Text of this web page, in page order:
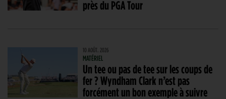
près du PGA Tour
10 AOÛT. 2026
MATÉRIEL
Un tee ou pas de tee sur les coups de
fer ? Wyndham Clark n’est pas
forcément un bon exemple à suivre